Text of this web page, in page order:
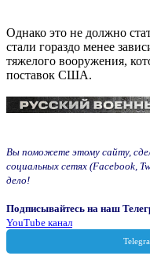
Однако это не должно
стали гораздо менее
тяжелого вооружения,
поставок США.
Вы поможете этому сайту,
социальных сетях (Facebook,
дело!
Подписывайтесь на наш
YouTube канал